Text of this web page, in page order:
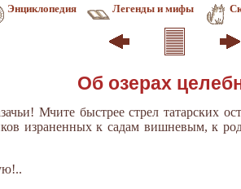
Энциклопедия Легенды и мифы
Об озерах
Мчите быстрее стрел татарских
израненных к садам вишневым, к